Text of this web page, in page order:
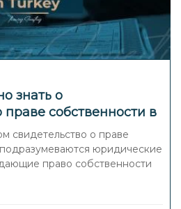
знать о
праве собственности в
свидетельство о праве
юридические
право собственности